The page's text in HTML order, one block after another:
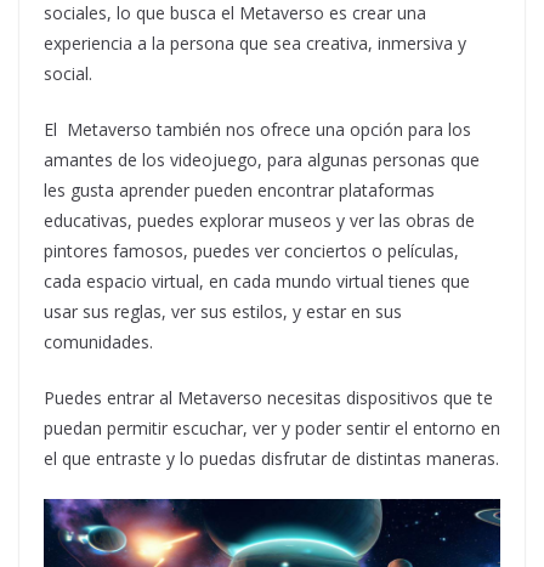
sociales, lo que busca el Metaverso es crear una
experiencia a la persona que sea creativa, inmersiva y
social.
El Metaverso también nos ofrece una opción para los
amantes de los videojuego, para algunas personas que
les gusta aprender pueden encontrar plataformas
educativas, puedes explorar museos y ver las obras de
pintores famosos, puedes ver conciertos o películas,
cada espacio virtual, en cada mundo virtual tienes que
usar sus reglas, ver sus estilos, y estar en sus
comunidades.
Puedes entrar al Metaverso necesitas dispositivos que te
puedan permitir escuchar, ver y poder sentir el entorno en
el que entraste y lo puedas disfrutar de distintas maneras.